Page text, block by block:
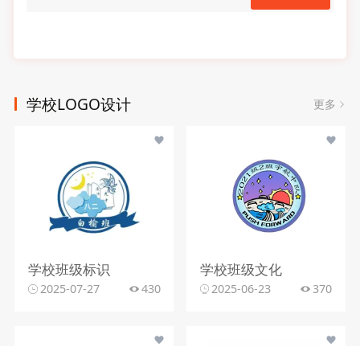
学校LOGO设计 更多
学校班级标识
2025-07-27 430
学校班级文化
2025-06-23 370